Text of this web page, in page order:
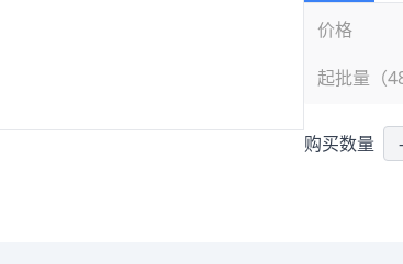
价格
起批量（
购买数量 -